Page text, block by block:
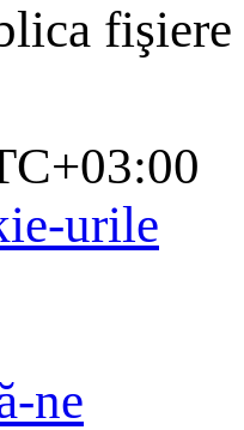
fişiere
urile
ne